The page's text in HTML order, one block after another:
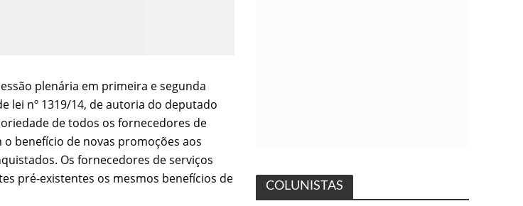
Pedro I na Independência do Brasil
plenária em primeira e segunda
lei nº 1319/14, de autoria do deputado
de todos os fornecedores de
benefício de novas promoções aos
Os fornecedores de serviços
pré-existentes os mesmos benefícios de
COLUNISTAS